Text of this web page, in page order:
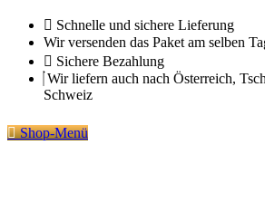
Zum
Inhalt
springen
Schnelle und sichere Lieferung
Wir versenden das Paket am selben
Sichere Bezahlung
Wir liefern auch nach Österreich,
Schweiz
Shop-Menü